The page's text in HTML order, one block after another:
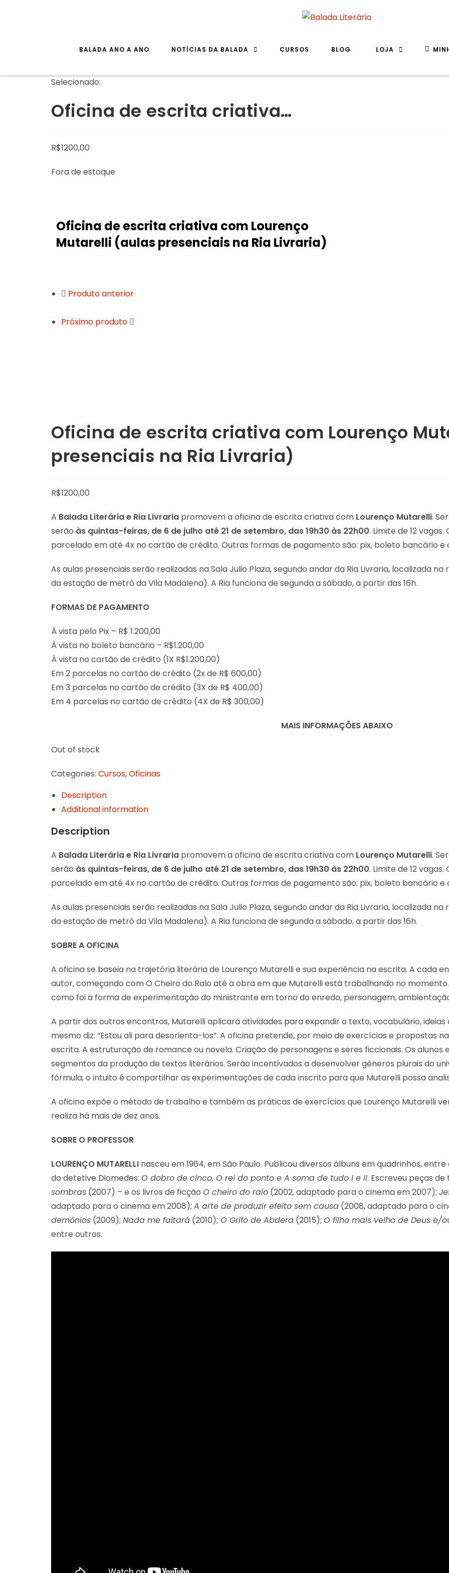
BALADA ANO A ANO NOTÍCIAS DA BALADA CURSOS BLOG LOJA
Selecionado:
Oficina de escrita criativa…
R$1200,00
Fora de estoque
Oficina de escrita criativa com Lourenço
Mutarelli (aulas presenciais na Ria Livraria)
Produto anterior
Próximo produto
Oficina de escrita criativa com Lourenço
presenciais na Ria Livraria)
R$1200,00
A Balada Literária e Ria Livraria promovem a oficina de escrita criativa com Lourenço Mutarelli.
serão às quintas-feiras, de 6 de julho até 21 de setembro, das 19h30 às 22h00. Limite de 12
parcelado em até 4x no cartão de crédito. Outras formas de pagamento são: pix, boleto bancário
As aulas presenciais serão realizadas na Sala Julio Plaza, segundo andar da Ria Livraria, localizada
da estação de metrô da Vila Madalena). A Ria funciona de segunda a sábado, a partir das 16h.
FORMAS DE PAGAMENTO
À vista pelo Pix – R$ 1.200,00
À vista no boleto bancário – R$1.200,00
À vista no cartão de crédito (1X R$1.200,00)
Em 2 parcelas no cartão de crédito (2x de R$ 600,00)
Em 3 parcelas no cartão de crédito (3X de R$ 400,00)
Em 4 parcelas no cartão de crédito (4X de R$ 300,00)
MAIS INFORMAÇÕES ABAIXO
Out of stock
Categories: Cursos,Oficinas
Description
Additional information
Description
A Balada Literária e Ria Livraria promovem a oficina de escrita criativa com Lourenço Mutarelli.
serão às quintas-feiras, de 6 de julho até 21 de setembro, das 19h30 às 22h00. Limite de 12
parcelado em até 4x no cartão de crédito. Outras formas de pagamento são: pix, boleto bancário
As aulas presenciais serão realizadas na Sala Julio Plaza, segundo andar da Ria Livraria, localizada
da estação de metrô da Vila Madalena). A Ria funciona de segunda a sábado, a partir das 16h.
SOBRE A OFICINA
A oficina se baseia na trajetória literária de Lourenço Mutarelli e sua experiência na escrita. A cada
autor, começando com O Cheiro do Ralo até a obra em que Mutarelli está trabalhando no
como foi a forma de experimentação do ministrante em torno do enredo, personagem,
A partir dos outros encontros, Mutarelli aplicará atividades para expandir o texto, vocabulário,
mesmo diz: “Estou ali para desorienta-los”. A oficina pretende, por meio de exercícios e propostas
escrita. A estruturação de romance ou novela. Criação de personagens e seres ficcionais. Os
segmentos da produção de textos literários. Serão incentivados a desenvolver gêneros plurais do
fórmula, o intuito é compartilhar as experimentações de cada inscrito para que Mutarelli possa
A oficina expõe o método de trabalho e também as práticas de exercícios que Lourenço Mutarelli
realiza há mais de dez anos.
SOBRE O PROFESSOR
LOURENÇO MUTARELLI nasceu em 1964, em São Paulo. Publicou diversos álbuns em quadrinhos,
do detetive Diomedes: O dobro de cinco, O rei do ponto e A soma de tudo I e II. Escreveu peças
sombras (2007) – e os livros de ficção O cheiro do ralo (2002, adaptado para o cinema em 2007);
adaptado para o cinema em 2008); A arte de produzir efeito sem causa (2008, adaptado para o
demônios (2009); Nada me faltará (2010); O Grifo de Abdera (2015); O filho mais velho de Deus e/
entre outros.